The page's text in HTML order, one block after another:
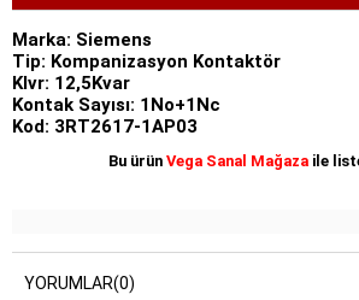
Marka: Siemens
Tip: Kompanizasyon Kontaktör
Klvr: 12,5Kvar
Kontak Sayısı: 1No+1Nc
Kod: 3RT2617-1AP03
Bu ürün Vega Sanal Mağaza ile
YORUMLAR(0)